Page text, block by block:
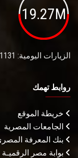
19.27M
الزيارات اليومية: 1131
روابط تهمك
خريطة الموقع
الجامعات المصرية
بنك المعرفة
بوابة مصر الرقميـة